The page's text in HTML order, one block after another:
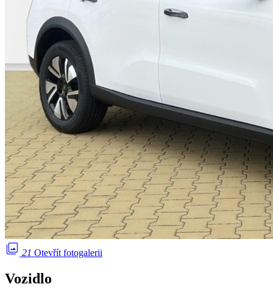
photo_library 21 Otevřít fotogalerii
Vozidlo